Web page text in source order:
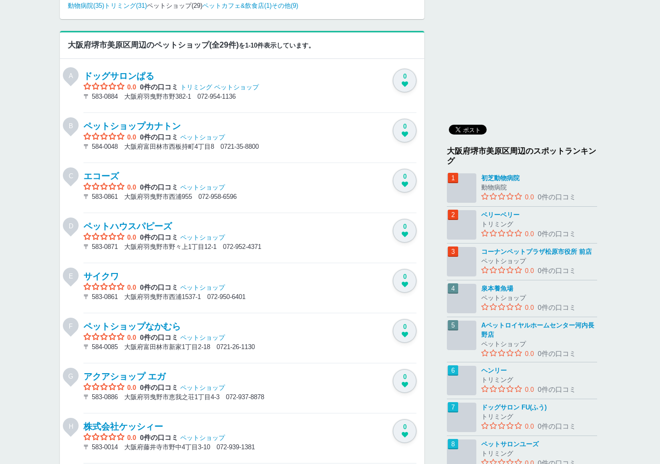
動物病院(35) トリミング(31)ペットショップ(29)ペットカフェ&飲食店(1)その他(9)
大阪府堺市美原区周辺のペットショップ(全29件)を1-10件表示しています。
A ドッグサロンぱる
0.0 0件の口コミ トリミング ペットショップ
〒 583-0884 大阪府羽曳野市野382-1 072-954-1136
0
B ペットショップカナトン
0.0 0件の口コミ ペットショップ
〒 584-0048 大阪府富田林市西板持町4丁目8 0721-35-8800
0
C エコーズ
0.0 0件の口コミ ペットショップ
〒 583-0861 大阪府羽曳野市西浦955 072-958-6596
0
D ペットハウスパピーズ
0.0 0件の口コミ ペットショップ
〒 583-0871 大阪府羽曳野市野々上1丁目12-1 072-952-4371
0
E サイクワ
0.0 0件の口コミ ペットショップ
〒 583-0861 大阪府羽曳野市西浦1537-1 072-950-6401
0
F ペットショップなかむら
0.0 0件の口コミ ペットショップ
〒 584-0085 大阪府富田林市新家1丁目2-18 0721-26-1130
0
G アクアショップ エガ
0.0 0件の口コミ ペットショップ
〒 583-0886 大阪府羽曳野市恵我之荘1丁目4-3 072-937-8878
0
H 株式会社ケッシィー
0.0 0件の口コミ ペットショップ
〒 583-0014 大阪府藤井寺市野中4丁目3-10 072-939-1381
0
大阪府堺市美原区周辺のスポットランキン
グ
初芝動物病院
動物病院
0.0 0件の口コミ
ベリーベリー
トリミング
0.0 0件の口コミ
コーナンペットプラザ松原市役所 前店
ペットショップ
0.0 0件の口コミ
泉本養魚場
ペットショップ
0.0 0件の口コミ
Aペットロイヤルホームセンター河内長
野店
ペットショップ
0.0 0件の口コミ
ヘンリー
トリミング
0.0 0件の口コミ
ドッグサロン FU(ふう)
トリミング
0.0 0件の口コミ
ペットサロンユーズ
トリミング